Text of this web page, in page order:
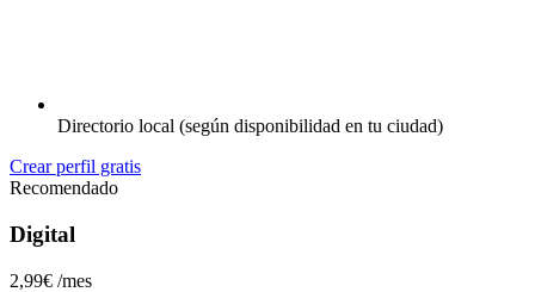
Directorio local (según disponibilidad en tu ciudad)
Crear perfil gratis
Recomendado
Digital
2,99€ /mes